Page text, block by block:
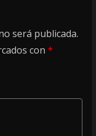
será publicada.
con *